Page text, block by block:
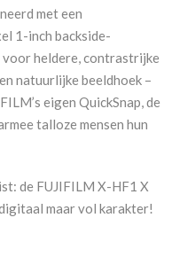
met een
1-inch backside-
heldere, contrastrijke
natuurlijke beeldhoek –
eigen QuickSnap, de
talloze mensen hun
de FUJIFILM X-HF1 X
maar vol karakter!